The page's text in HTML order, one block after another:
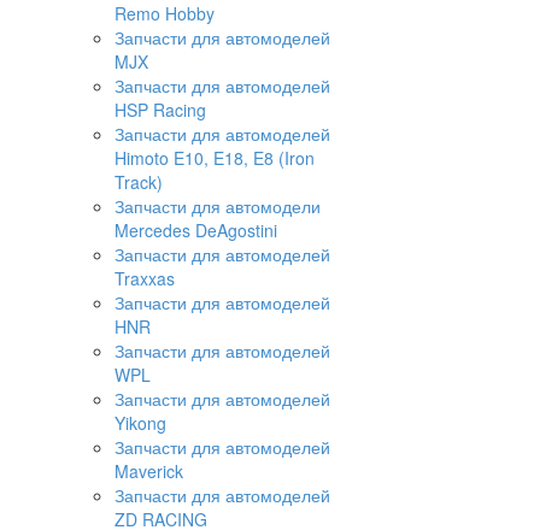
Remo Hobby
Запчасти для автомоделей
MJX
Запчасти для автомоделей
HSP Racing
Запчасти для автомоделей
Himoto E10, E18, E8 (Iron
Track)
Запчасти для автомодели
Mercedes DeAgostini
Запчасти для автомоделей
Traxxas
Запчасти для автомоделей
HNR
Запчасти для автомоделей
WPL
Запчасти для автомоделей
Yikong
Запчасти для автомоделей
Maverick
Запчасти для автомоделей
ZD RACING